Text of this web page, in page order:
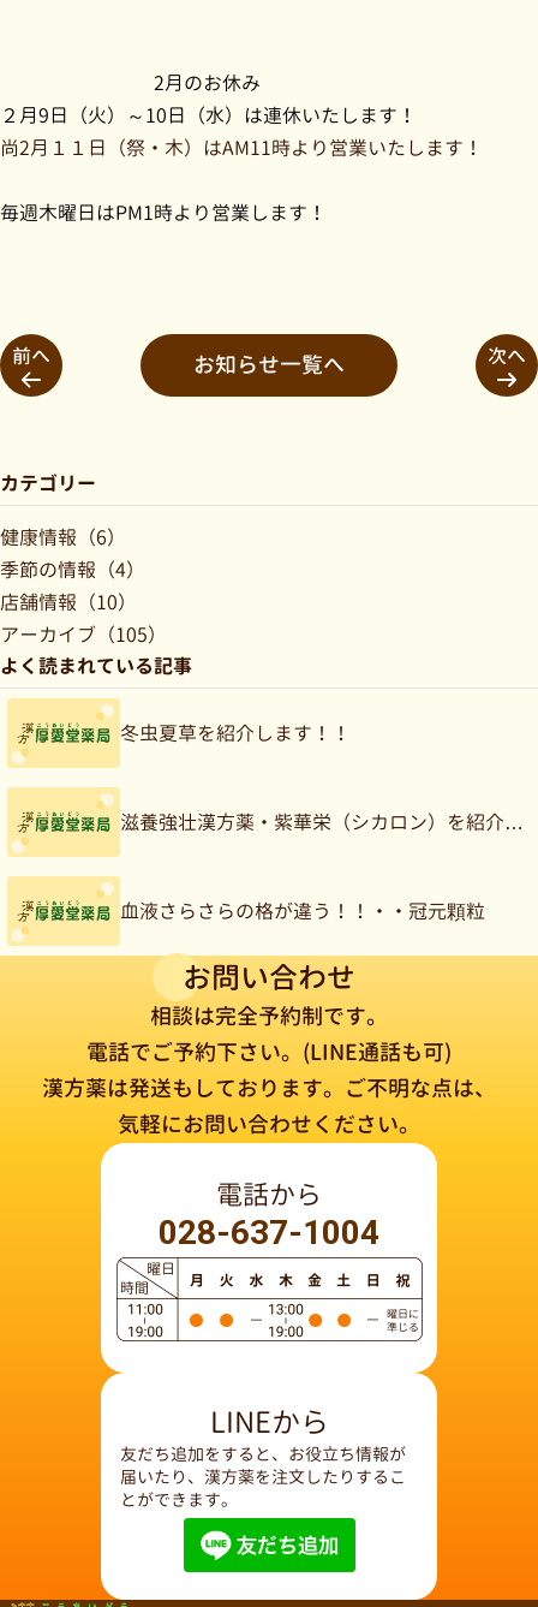
2月のお休み
２月9日（火）～10日（水）は連休いたします！
尚2月１１日（祭・木）はAM11時より営業いたします！
毎週木曜日はPM1時より営業します！
前へ お知らせ一覧へ 次へ
カテゴリー
健康情報（6）
季節の情報（4）
店舗情報（10）
アーカイブ（105）
よく読まれている記事
冬虫夏草を紹介します！！
滋養強壮漢方薬・紫華栄（シカロン）を紹介…
血液さらさらの格が違う！！・・冠元顆粒
お問い合わせ
相談は完全予約制です。
電話でご予約下さい。(LINE通話も可)
漢方薬は発送もしております。 ご不明な点は、
気軽にお問い合わせください。
電話から
028-637-1004
LINEから
友だち追加をすると、お役立ち情報が
届いたり、漢方薬を注文したりするこ
とができます。